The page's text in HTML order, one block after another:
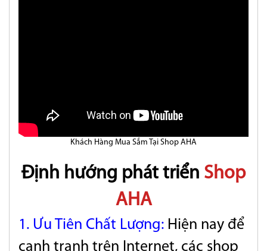
Khách Hàng Mua Sắm Tại Shop AHA
Định hướng phát triển Shop
AHA
1. Ưu Tiên Chất Lượng: Hiện nay để
cạnh tranh trên Internet, các shop